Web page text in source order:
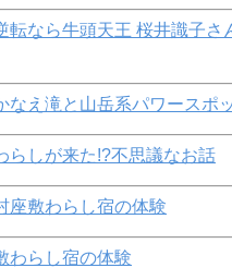
転なら牛頭天王 桜井識子さ
なえ滝と山岳系パワースポ
らしが来た!?不思議なお話
座敷わらし宿の体験
わらし宿の体験